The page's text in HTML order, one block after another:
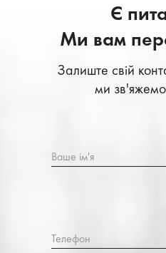
Є
Ми вам
Залиште свій
ми
Ваше ім'я
Телефон